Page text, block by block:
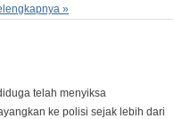
»
telah menyiksa
ke polisi sejak lebih dari